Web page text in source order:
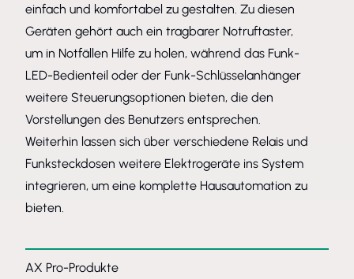
einfach und komfortabel zu gestalten. Zu diesen
Geräten gehört auch ein tragbarer Notruftaster,
um in Notfällen Hilfe zu holen, während das Funk-
LED-Bedienteil oder der Funk-Schlüsselanhänger
weitere Steuerungsoptionen bieten, die den
Vorstellungen des Benutzers entsprechen.
Weiterhin lassen sich über verschiedene Relais und
Funksteckdosen weitere Elektrogeräte ins System
integrieren, um eine komplette Hausautomation zu
bieten.
AX Pro-Produkte